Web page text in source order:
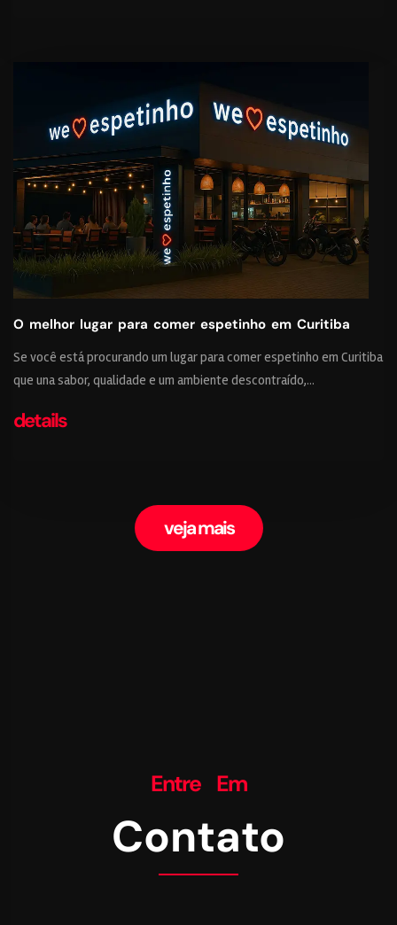
O melhor lugar para comer espetinho em Curitiba
Se você está procurando um lugar para comer espetinho em Curitiba
que una sabor, qualidade e um ambiente descontraído,...
details
veja mais
Entre Em
Contato